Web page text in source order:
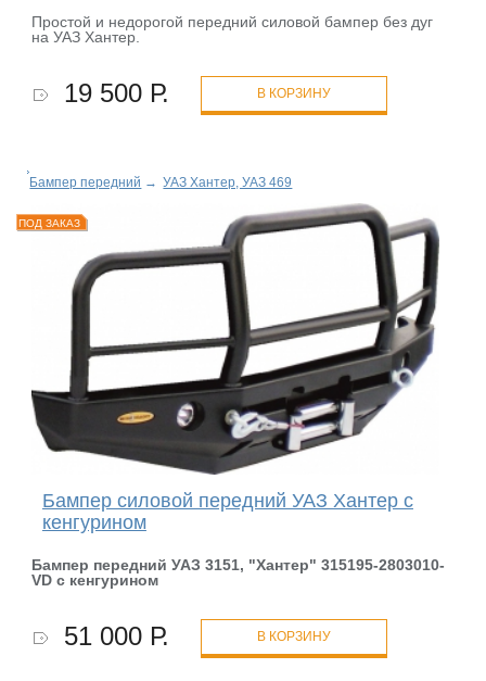
Простой и недорогой передний силовой бампер без дуг
на УАЗ Хантер.
19 500 Р. В КОРЗИНУ
Бампер передний → УАЗ Хантер, УАЗ 469
ПОД ЗАКАЗ
Бампер силовой передний УАЗ Хантер с
кенгурином
Бампер передний УАЗ 3151, "Хантер" 315195-2803010-
VD с кенгурином
51 000 Р. В КОРЗИНУ